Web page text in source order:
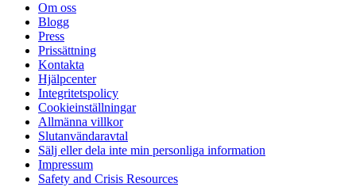
Om oss
Blogg
Press
Prissättning
Kontakta
Hjälpcenter
Integritetspolicy
Cookieinställningar
Allmänna villkor
Slutanvändaravtal
Sälj eller dela inte min personliga information
Impressum
Safety and Crisis Resources